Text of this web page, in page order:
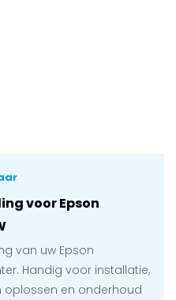
voor Epson
van uw Epson
Handig voor installatie,
oplossen en onderhoud